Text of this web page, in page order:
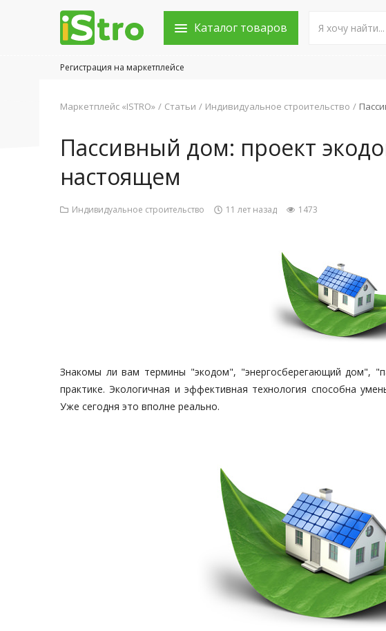
Каталог товаров
Регистрация на маркетплейсе
Маркетплейс «ISTRO» Статьи Индивидуальное строительство
Пассивный дом: проект
настоящем
Индивидуальное строительство 11 лет назад 1473
Знакомы ли вам термины "экодом", "энергосберегающий дом",
практике. Экологичная и эффективная технология способна
Уже сегодня это вполне реально.